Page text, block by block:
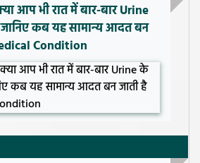
आप भी रात में बार-बार Urine
कब यह सामान्य आदत बन
Condition